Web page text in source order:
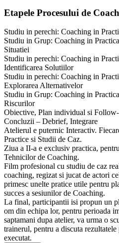
Etapele Procesului de
Studiu in perechi: Coaching in
Studiu in Grup: Coaching in
Situatiei
Studiu in perechi: Coaching in
Identificarea Solutiilor
Studiu in perechi: Coaching in
Explorarea Alternativelor
Studiu in Grup: Coaching in
Riscurilor
Obiective, Plan individual si
Concluzii – Debrief, Integrare
Atelierul e puternic Interactiv.
Practice si Studii de Caz.
Ziua a II-a e exclusiv practica,
Tehnicilor de Coaching.
Film profesional cu studiu de caz
coaching, regizat si jucat de actori
primesc unelte pratice utile pentru
succes a sesiunilor de Coaching.
La final, participantii isi propun un
om din echipa lor, pentru perioada
saptamani dupa atelier, va urma o
trainerul, pentru a discuta
executat.